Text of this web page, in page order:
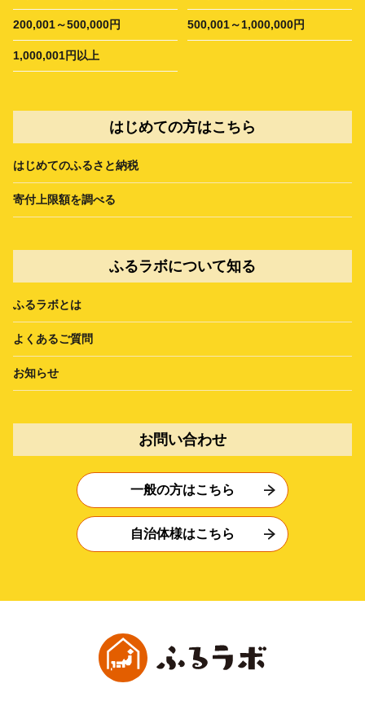
200,001～500,000円 500,001～1,000,000円
1,000,001円以上
はじめての方はこちら
はじめてのふるさと納税
寄付上限額を調べる
ふるラボについて知る
ふるラボとは
よくあるご質問
お知らせ
お問い合わせ
一般の方はこちら
自治体様はこちら